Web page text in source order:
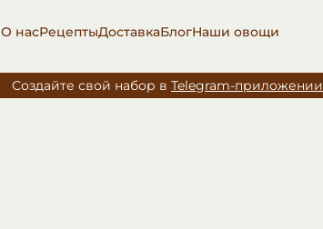
О насРецептыДоставкаБлогНаши овощи
Создайте свой набор в Telegram-приложении